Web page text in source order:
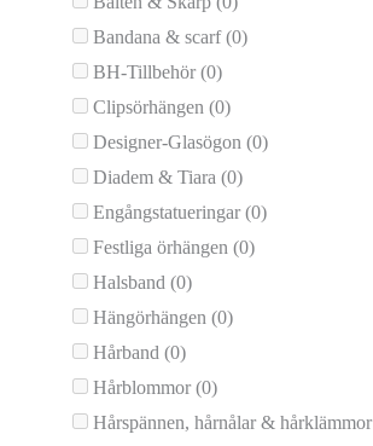
Bandana & scarf (0)
BH-Tillbehör (0)
Clipsörhängen (0)
Designer-Glasögon (0)
Diadem & Tiara (0)
Engångstatueringar (0)
Festliga örhängen (0)
Halsband (0)
Hängörhängen (0)
Hårband (0)
Hårblommor (0)
Hårspännen, hårnålar & hårklämmor